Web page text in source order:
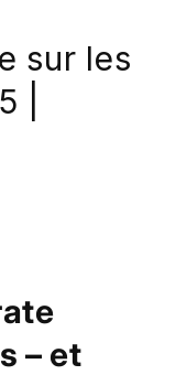
sur les
|
– et